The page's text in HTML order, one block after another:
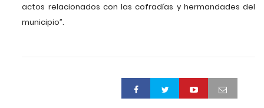
actos relacionados con las cofradías y hermandades del
municipio”.